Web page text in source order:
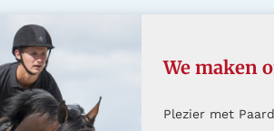
We maken
Plezier met